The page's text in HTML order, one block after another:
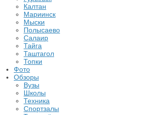
Калтан
Мариинск
Мыски
Полысаево
Салаир
Тайга
Таштагол
Топки
Фото
Обзоры
Вузы
Школы
Техника
Спортзалы